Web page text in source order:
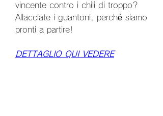
vincente contro i chili di troppo?
Allacciate i guantoni, perché siamo
pronti a partire!
DETTAGLIO QUI VEDERE